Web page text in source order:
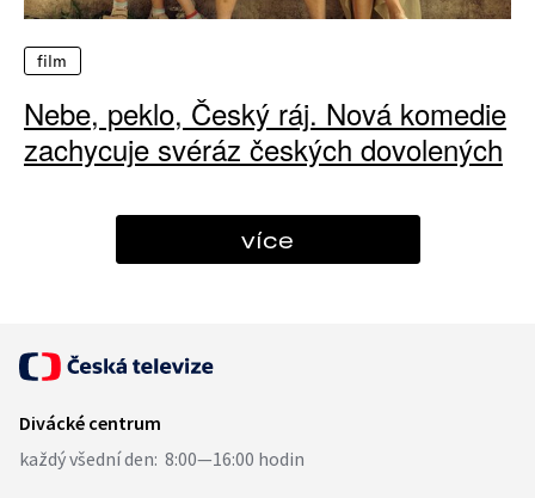
film
Nebe, peklo, Český ráj. Nová komedie
zachycuje svéráz českých dovolených
více